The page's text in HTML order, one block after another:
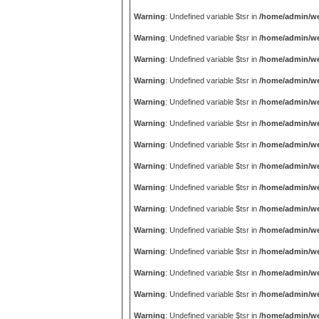
Warning: Undefined variable $tsr in /home/admin/
Warning: Undefined variable $tsr in /home/admin/
Warning: Undefined variable $tsr in /home/admin/
Warning: Undefined variable $tsr in /home/admin/
Warning: Undefined variable $tsr in /home/admin/
Warning: Undefined variable $tsr in /home/admin/
Warning: Undefined variable $tsr in /home/admin/
Warning: Undefined variable $tsr in /home/admin/
Warning: Undefined variable $tsr in /home/admin/
Warning: Undefined variable $tsr in /home/admin/
Warning: Undefined variable $tsr in /home/admin/
Warning: Undefined variable $tsr in /home/admin/
Warning: Undefined variable $tsr in /home/admin/
Warning: Undefined variable $tsr in /home/admin/
Warning: Undefined variable $tsr in /home/admin/